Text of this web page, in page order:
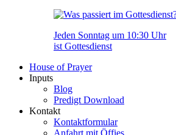
Jeden Sonntag um 10:30 Uhr
ist Gottesdienst
House of Prayer
Inputs
Blog
Predigt Download
Kontakt
Kontaktformular